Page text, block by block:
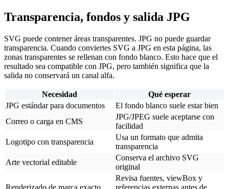
Transparencia, fondos y salida JPG
SVG puede contener áreas transparentes. JPG no puede guardar
transparencia. Cuando conviertes SVG a JPG en esta página, las
zonas transparentes se rellenan con fondo blanco. Esto hace que el
resultado sea compatible con JPG, pero también significa que la
salida no conservará un canal alfa.
Necesidad
Qué esperar
JPG estándar para documentos
El fondo blanco suele estar bien
Correo o carga en CMS
JPG/JPEG suele aceptarse con
facilidad
Logotipo con transparencia
Usa un formato que admita
transparencia
Arte vectorial editable
Conserva el archivo SVG
original
Renderizado de marca exacto
Revisa fuentes, viewBox y
referencias externas antes de